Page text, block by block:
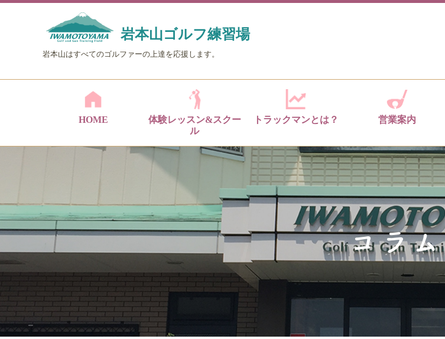
岩本山ゴルフ練習場
岩本山はすべてのゴルファーの上達を応援します。
HOME
体験レッスン&スクー
ル
トラックマンとは？ 営業案内
コラム